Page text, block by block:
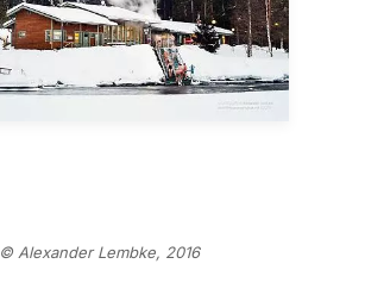
© Alexander Lembke, 2016